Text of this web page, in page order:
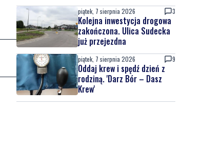
piątek, 7 sierpnia 2026 3
Kolejna inwestycja drogowa
zakończona. Ulica Sudecka
już przejezdna
piątek, 7 sierpnia 2026 9
Oddaj krew i spędź dzień z
rodziną. 'Darz Bór – Dasz
Krew'